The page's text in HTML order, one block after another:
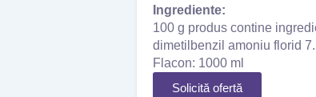
Ingrediente:
100 g produs contine
dimetilbenzil amoniu florid
Flacon: 1000 ml
Solicită ofertă